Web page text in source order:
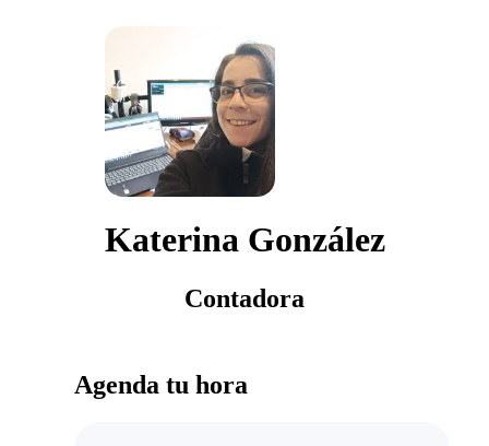
Katerina González
Contadora
Agenda tu hora